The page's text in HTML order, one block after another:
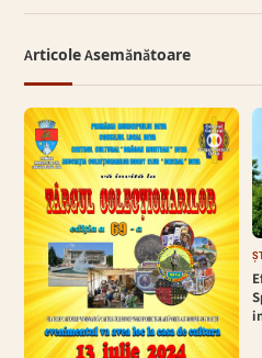
Articole Asemănătoare